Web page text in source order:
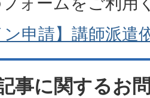
ン申請】講師派遣
事に関するお